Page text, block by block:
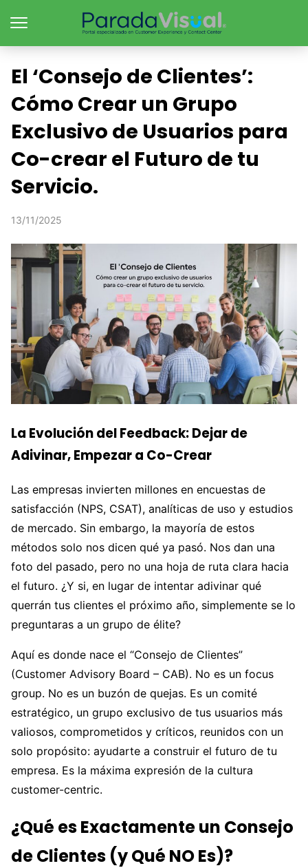
El ‘Consejo de Clientes’:
Cómo Crear un Grupo
Exclusivo de Usuarios para
Co-crear el Futuro de tu
Servicio.
13/11/2025
La Evolución del Feedback: Dejar de
Adivinar, Empezar a Co-Crear
Las empresas invierten millones en encuestas de
satisfacción (NPS, CSAT), analíticas de uso y estudios
de mercado. Sin embargo, la mayoría de estos
métodos solo nos dicen qué ya pasó. Nos dan una
foto del pasado, pero no una hoja de ruta clara hacia
el futuro. ¿Y si, en lugar de intentar adivinar qué
querrán tus clientes el próximo año, simplemente se lo
preguntaras a un grupo de élite?
Aquí es donde nace el “Consejo de Clientes”
(Customer Advisory Board – CAB). No es un focus
group. No es un buzón de quejas. Es un comité
estratégico, un grupo exclusivo de tus usuarios más
valiosos, comprometidos y críticos, reunidos con un
solo propósito: ayudarte a construir el futuro de tu
empresa. Es la máxima expresión de la cultura
customer-centric.
¿Qué es Exactamente un Consejo
de Clientes (y Qué NO Es)?